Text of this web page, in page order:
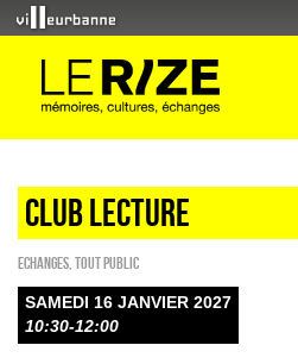
Club lecture
ECHANGES Tout public
SAMEDI 16 JANVIER 2027
10:30-12:00